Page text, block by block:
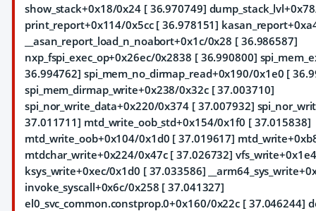
show_stack+0x18/0x24 [ 36.970749]
print_report+0x114/0x5cc [ 36.978151]
__asan_report_load_n_noabort+0x1c/0x28 [ 36.986587]
nxp_fspi_exec_op+0x26ec/0x2838 [ 36.990800]
36.994762] spi_mem_no_dirmap_read+0x190/0x1e0 [
spi_mem_dirmap_write+0x238/0x32c [ 37.003710]
spi_nor_write_data+0x220/0x374 [ 37.007932]
37.011711] mtd_write_oob_std+0x154/0x1f0 [ 37.015838]
mtd_write_oob+0x104/0x1d0 [ 37.019617]
mtdchar_write+0x224/0x47c [ 37.026732]
ksys_write+0xec/0x1d0 [ 37.033586]
invoke_syscall+0x6c/0x258 [ 37.041327]
el0_svc_common.constprop.0+0x160/0x22c [ 37.046244]